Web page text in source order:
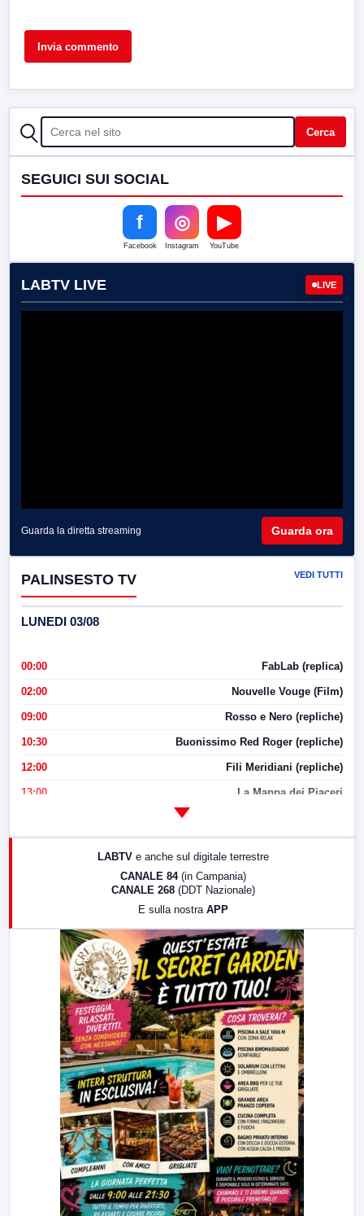
CERCA Cerca
SEGUICI SUI SOCIAL
f
Facebook
◎
Instagram
▶
YouTube
LABTV LIVE LIVE
Guarda la diretta streaming Guarda ora
PALINSESTO TV VEDI TUTTI
LUNEDI 03/08
00:00 FabLab (replica)
02:00 Nouvelle Vouge (Film)
09:00 Rosso e Nero (repliche)
10:30 Buonissimo Red Roger (repliche)
12:00 Fili Meridiani (repliche)
13:00 La Mappa dei Piaceri
LabNews (replica)
LABTV e anche sul digitale terrestre
CANALE 84 (in Campania)
CANALE 268 (DDT Nazionale)
E sulla nostra APP